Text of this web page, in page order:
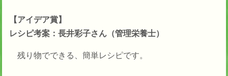
【アイデア賞】
レシピ考案：長井彩子さん（管理栄養士）
残り物でできる、簡単レシピです。